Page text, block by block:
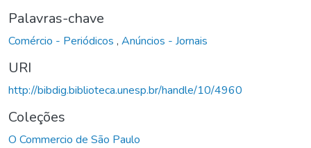
Palavras-chave
Comércio - Periódicos , Anúncios - Jornais
URI
http://bibdig.biblioteca.unesp.br/handle/10/4960
Coleções
O Commercio de São Paulo